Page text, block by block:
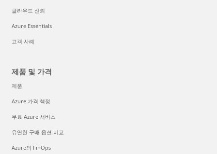
클라우드 신뢰
Azure Essentials
고객 사례
제품 및 가격
제품
Azure 가격 책정
무료 Azure 서비스
유연한 구매 옵션 비교
Azure의 FinOps